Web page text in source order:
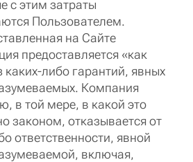
с этим затраты
Пользователем.
на Сайте
предоставляется «как
каких-либо гарантий, явных
Компания
в той мере, в какой это
законом, отказывается от
ответственности, явной
включая,